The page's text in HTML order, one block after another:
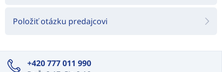
Položiť otázku predajcovi
+420 777 011 990